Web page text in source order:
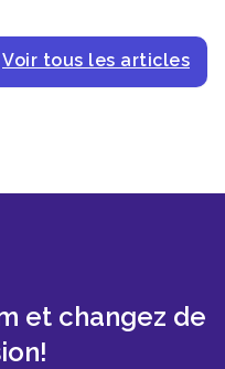
Voir tous les articles
et changez de